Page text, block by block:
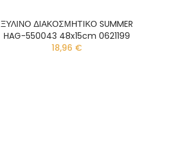
ΞΥΛΙΝΟ ΔΙΑΚΟΣΜΗΤΙΚΟ SUMMER
HAG-550043 48x15cm 0621199
18,96 €